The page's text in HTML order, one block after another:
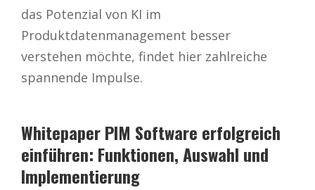
das Potenzial von KI im
Produktdatenmanagement besser
verstehen möchte, findet hier zahlreiche
spannende Impulse.
Whitepaper PIM Software erfolgreich
einführen: Funktionen, Auswahl und
Implementierung